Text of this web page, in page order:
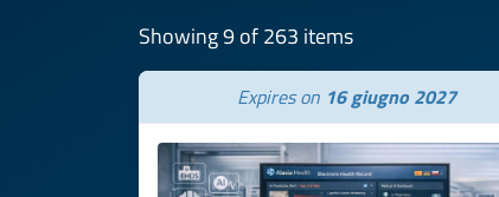
Showing 9 of 263 items
Expires on 16 giugno 2027